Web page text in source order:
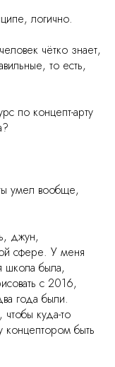
логично.
чётко знает,
то есть,
по концепт-арту
умел вообще,
джун,
сфере. У меня
школа была,
с 2016,
года были.
куда-то
концептором быть